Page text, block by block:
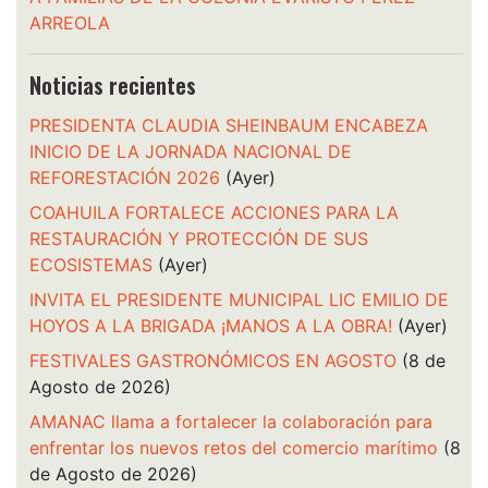
ARREOLA
Noticias recientes
PRESIDENTA CLAUDIA SHEINBAUM ENCABEZA
INICIO DE LA JORNADA NACIONAL DE
REFORESTACIÓN 2026 (Ayer)
COAHUILA FORTALECE ACCIONES PARA LA
RESTAURACIÓN Y PROTECCIÓN DE SUS
ECOSISTEMAS (Ayer)
INVITA EL PRESIDENTE MUNICIPAL LIC EMILIO DE
HOYOS A LA BRIGADA ¡MANOS A LA OBRA! (Ayer)
FESTIVALES GASTRONÓMICOS EN AGOSTO (8 de
Agosto de 2026)
AMANAC llama a fortalecer la colaboración para
enfrentar los nuevos retos del comercio marítimo (8
de Agosto de 2026)